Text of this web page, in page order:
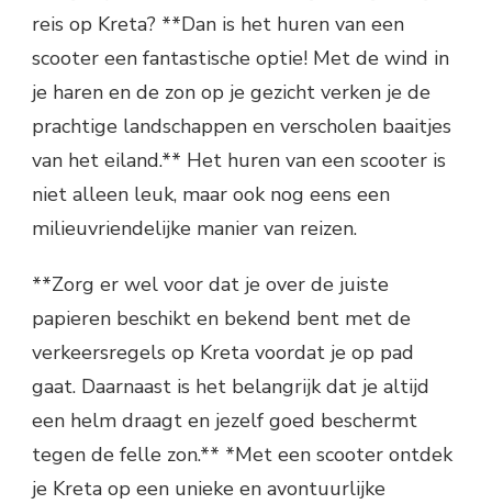
reis op Kreta? **Dan is het huren van een
scooter een fantastische optie! Met de wind in
je haren en de zon op je gezicht verken je de
prachtige landschappen en verscholen baaitjes
van het eiland.** Het huren van een scooter is
niet alleen leuk, maar ook nog eens een
milieuvriendelijke manier van reizen.
**Zorg er wel voor dat je over de juiste
papieren beschikt en bekend bent met de
verkeersregels op Kreta voordat je op pad
gaat. Daarnaast is het belangrijk dat je altijd
een helm draagt en jezelf goed beschermt
tegen de felle zon.** *Met een scooter ontdek
je Kreta op een unieke en avontuurlijke